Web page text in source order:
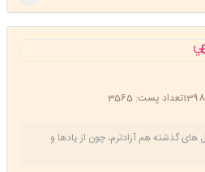
تعداد پست: 3565
گذشته هم آزادترم، چون از یادها و
هیچ چیز دوام ندارد.